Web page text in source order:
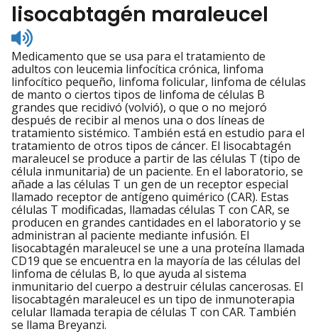
lisocabtagén maraleucel
Listen
to
pronunciation
Medicamento que se usa para el tratamiento de
adultos con leucemia linfocítica crónica, linfoma
linfocítico pequeño, linfoma folicular, linfoma de células
de manto o ciertos tipos de linfoma de células B
grandes que recidivó (volvió), o que o no mejoró
después de recibir al menos una o dos líneas de
tratamiento sistémico. También está en estudio para el
tratamiento de otros tipos de cáncer. El lisocabtagén
maraleucel se produce a partir de las células T (tipo de
célula inmunitaria) de un paciente. En el laboratorio, se
añade a las células T un gen de un receptor especial
llamado receptor de antígeno quimérico (CAR). Estas
células T modificadas, llamadas células T con CAR, se
producen en grandes cantidades en el laboratorio y se
administran al paciente mediante infusión. El
lisocabtagén maraleucel se une a una proteína llamada
CD19 que se encuentra en la mayoría de las células del
linfoma de células B, lo que ayuda al sistema
inmunitario del cuerpo a destruir células cancerosas. El
lisocabtagén maraleucel es un tipo de inmunoterapia
celular llamada terapia de células T con CAR. También
se llama Breyanzi.